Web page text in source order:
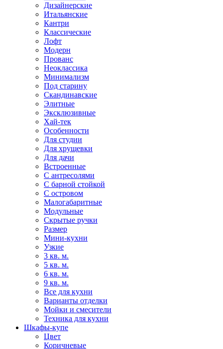
Дизайнерские
Итальянские
Кантри
Классические
Лофт
Модерн
Прованс
Неоклассика
Минимализм
Под старину
Скандинавские
Элитные
Эксклюзивные
Хай-тек
Особенности
Для студии
Для хрущевки
Для дачи
Встроенные
С антресолями
С барной стойкой
С островом
Малогабаритные
Модульные
Скрытые ручки
Размер
Мини-кухни
Узкие
3 кв. м.
5 кв. м.
6 кв. м.
9 кв. м.
Все для кухни
Варианты отделки
Мойки и смесители
Техника для кухни
Шкафы-купе
Цвет
Коричневые